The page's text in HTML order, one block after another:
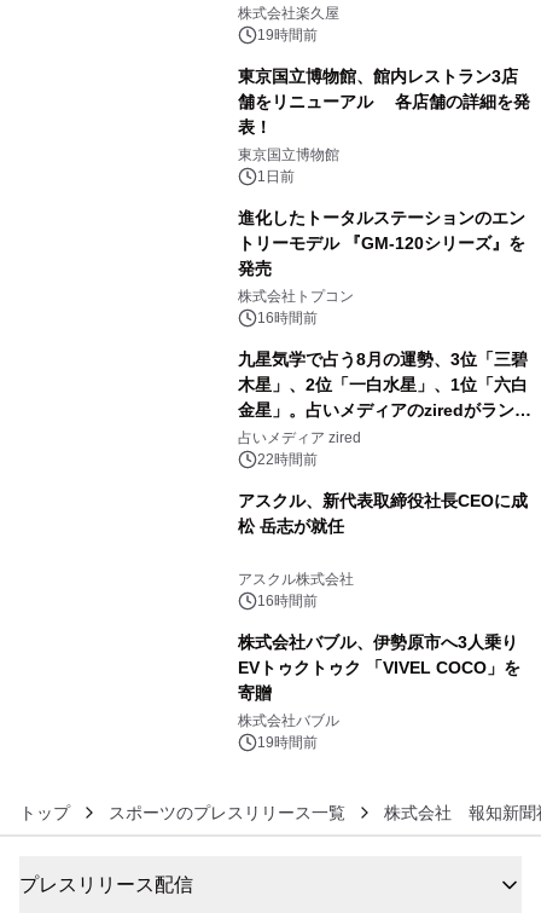
メニューを提供
株式会社楽久屋
19時間前
東京国立博物館、館内レストラン3店
舗をリニューアル 各店舗の詳細を発
表！
東京国立博物館
1日前
進化したトータルステーションのエン
トリーモデル 『GM-120シリーズ』を
発売
株式会社トプコン
16時間前
九星気学で占う8月の運勢、3位「三碧
木星」、2位「一白水星」、1位「六白
金星」。占いメディアのziredがランキ
ングを発表
占いメディア zired
22時間前
アスクル、新代表取締役社長CEOに成
松 岳志が就任
アスクル株式会社
16時間前
株式会社バブル、伊勢原市へ3人乗り
EVトゥクトゥク 「VIVEL COCO」を
寄贈
株式会社バブル
19時間前
トップ スポーツのプレスリリース一覧 株式会社 報知新聞
プレスリリース配信